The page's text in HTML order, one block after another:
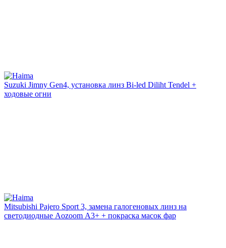
Suzuki Jimny Gen4, установка линз Bi-led Diliht Tendel +
ходовые огни
Mitsubishi Рajero Sport 3, замена галогеновых линз на
светодиодные Аozoom А3+ + покраска масок фар